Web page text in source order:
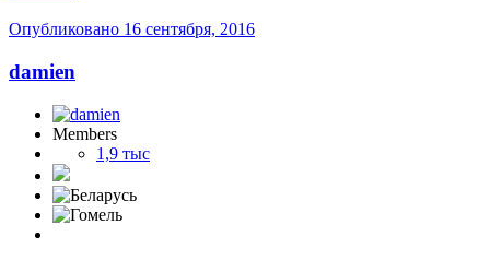
Опубликовано 16 сентября, 2016
dаmien
Members
1,9 тыс